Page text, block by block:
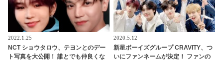
2022.1.25
NCT ショウタロウ、テヨンとのデー
ト写真を大公開！ 誰とでも仲良くな
2020.5.12
新星ボーイズグループ CRAVITY、つ
いにファンネームが決定！ ファンの